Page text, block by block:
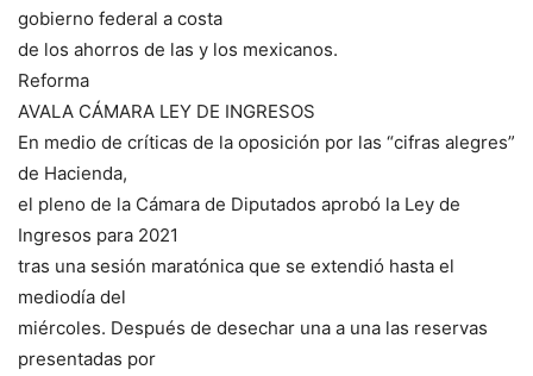
gobierno federal a costa
de los ahorros de las y los mexicanos.
Reforma
AVALA CÁMARA LEY DE INGRESOS
En medio de críticas de la oposición por las “cifras alegres”
de Hacienda,
el pleno de la Cámara de Diputados aprobó la Ley de
Ingresos para 2021
tras una sesión maratónica que se extendió hasta el
mediodía del
miércoles. Después de desechar una a una las reservas
presentadas por